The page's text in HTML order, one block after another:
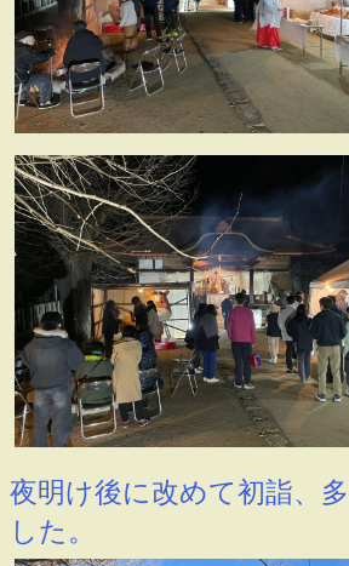
夜明け後に改めて初詣、
した。